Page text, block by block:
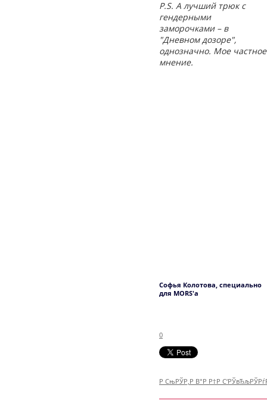
P.S. А лучший трюк с
гендерными
заморочками – в
"Дневном дозоре",
однозначно. Мое частное
мнение.
Софья Колотова, специально
для MORS'a
0
Р СњРЎР‚Р В°Р Р†Р